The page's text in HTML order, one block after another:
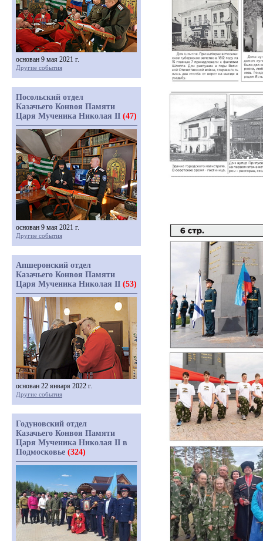
основан 9 мая 2021 г.
Другие события
Посольский отдел
Казачьего Конвоя Памяти
Царя Мученика Николая II (47)
основан 9 мая 2021 г.
Другие события
Апшеронский отдел
Казачьего Конвоя Памяти
Царя Мученика Николая II (53)
основан 22 января 2022 г.
Другие события
Годуновский отдел
Казачьего Конвоя Памяти
Царя Мученика Николая II в
Подмосковье (324)